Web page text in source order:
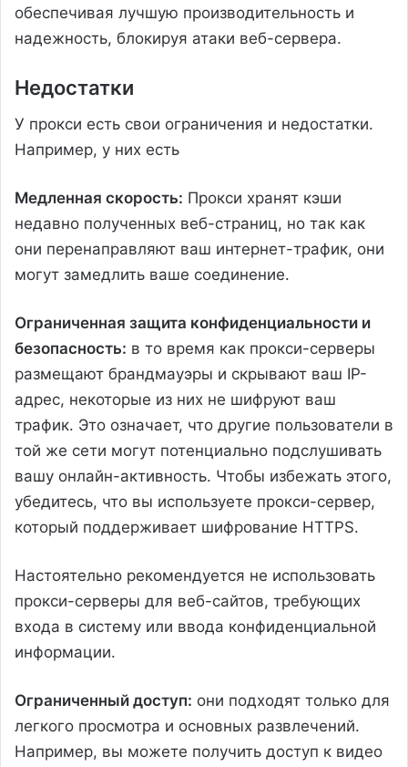
обеспечивая лучшую производительность и
надежность, блокируя атаки веб-сервера.
Недостатки
У прокси есть свои ограничения и недостатки.
Например, у них есть
Медленная скорость: Прокси хранят кэши
недавно полученных веб-страниц, но так как
они перенаправляют ваш интернет-трафик, они
могут замедлить ваше соединение.
Ограниченная защита конфиденциальности и
безопасность: в то время как прокси-серверы
размещают брандмауэры и скрывают ваш IP-
адрес, некоторые из них не шифруют ваш
трафик. Это означает, что другие пользователи в
той же сети могут потенциально подслушивать
вашу онлайн-активность. Чтобы избежать этого,
убедитесь, что вы используете прокси-сервер,
который поддерживает шифрование HTTPS.
Настоятельно рекомендуется не использовать
прокси-серверы для веб-сайтов, требующих
входа в систему или ввода конфиденциальной
информации.
Ограниченный доступ: они подходят только для
легкого просмотра и основных развлечений.
Например, вы можете получить доступ к видео